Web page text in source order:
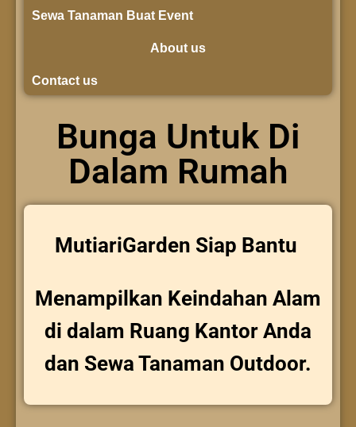
Sewa Tanaman Buat Event
About us
Contact us
Bunga Untuk Di
Dalam Rumah
MutiariGarden Siap Bantu
Menampilkan Keindahan Alam
di dalam Ruang Kantor Anda
dan Sewa Tanaman Outdoor.